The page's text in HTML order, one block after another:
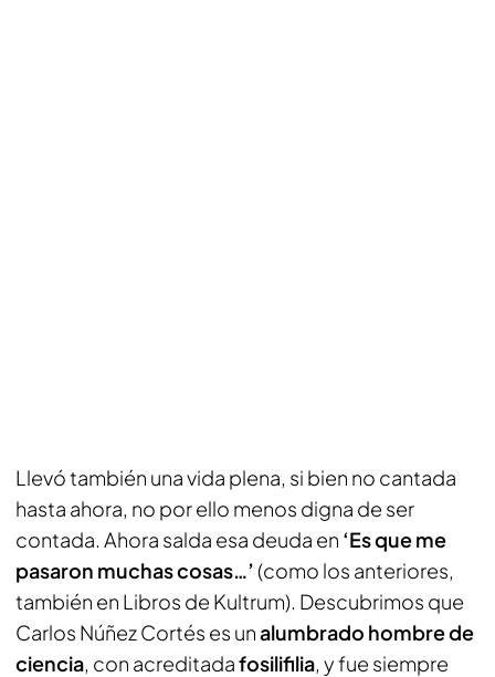
Llevó también una vida plena, si bien no cantada
hasta ahora, no por ello menos digna de ser
contada. Ahora salda esa deuda en ‘Es que me
pasaron muchas cosas…’(como los anteriores,
también en Libros de Kultrum). Descubrimos que
Carlos Núñez Cortés es unalumbrado hombre de
ciencia, con acreditadafosilifilia, y fue siempre